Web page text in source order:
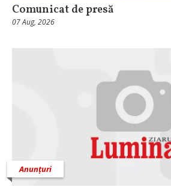
Comunicat de presă
07 Aug, 2026
Anunțuri